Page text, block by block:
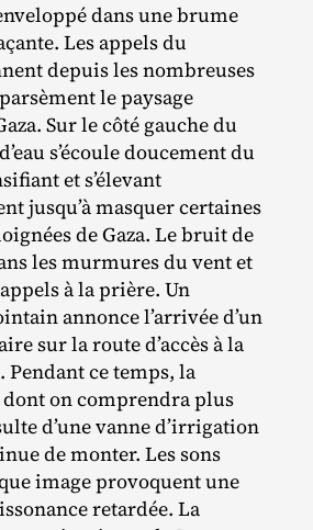
dans une brume
Les appels du
depuis les nombreuses
le paysage
Sur le côté gauche du
s’écoule doucement du
et s’élevant
jusqu’à masquer certaines
de Gaza. Le bruit de
les murmures du vent et
à la prière. Un
annonce l’arrivée d’un
sur la route d’accès à la
Pendant ce temps, la
dont on comprendra plus
d’une vanne d’irrigation
de monter. Les sons
image provoquent une
retardée. La